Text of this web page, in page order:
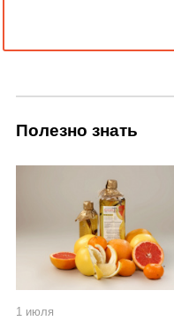
Полезно знать
1 июля